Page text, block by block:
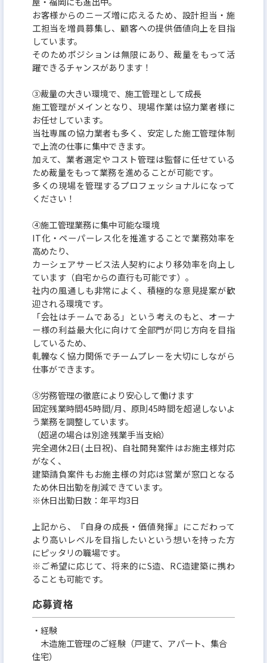
お客様からのニーズ増に応えるため、設計担当・施
工担当を増員募集し、顧客への提供価値向上を目指
しています。
そのためポジションは無限にあり、裁量をもって活
躍できるチャンスがあります！
③裁量の大きい環境で、施工管理として成長
施工管理がメインとなり、現場作業は協力業者様に
お任せしています。
当社専属の協力業者も多く、安定した施工管理体制
で上流の仕事に集中できます。
加えて、業者選定やコスト管理は監督に任せている
ため裁量をもって業務を進めることが可能です。
多くの現場を管理するプロフェッショナルになって
ください！
④施工管理業務に集中可能な環境
IT化・ペーパーレス化を推進することで業務効率を
高めたり、
カーシェアサービス法人契約により移効率を向上し
ています（自宅からの直行も可能です）。
社内の風通しも非常によく、積極的な意見提案が歓
迎される環境です。
「会社はチームである」という考えのもと、オーナ
ー様の利益最大化に向けて全部門が同じ方向を目指
しているため、
軋轢なく協力関係でチームプレーを大切にしながら
仕事ができます。
⑤労務管理の徹底により安心して働けます
固定残業時間45時間/月、原則45時間を超過しないよ
う業務を調整しています。
（超過の場合は別途 残業手当支給）
完全週休2日(土日祝)、自社開発案件はお施主様対応
がなく、
建築請負案件もお施主様の対応は営業が窓口となる
ため休日出勤を削減できています。
※休日出勤日数：年平均3日
上記から、『自身の成長・価値発揮』にこだわって
より高いレベルを目指したいという想いを持った方
にピッタリの職場です。
※ご希望に応じて、将来的にS造、RC造建築に携わ
ることも可能です。
応募資格
・経験
木造施工管理のご経験（戸建て、アパート、集合
住宅）